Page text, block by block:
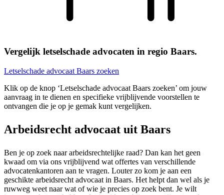
Vergelijk letselschade advocaten in regio Baars.
Letselschade advocaat Baars zoeken
Klik op de knop ‘Letselschade advocaat Baars zoeken’ om jouw
aanvraag in te dienen en specifieke vrijblijvende voorstellen te
ontvangen die je op je gemak kunt vergelijken.
Arbeidsrecht advocaat uit Baars
Ben je op zoek naar arbeidsrechtelijke raad? Dan kan het geen
kwaad om via ons vrijblijvend wat offertes van verschillende
advocatenkantoren aan te vragen. Louter zo kom je aan een
geschikte arbeidsrecht advocaat in Baars. Het helpt dan wel als je
ruwweg weet naar wat of wie je precies op zoek bent. Je wilt